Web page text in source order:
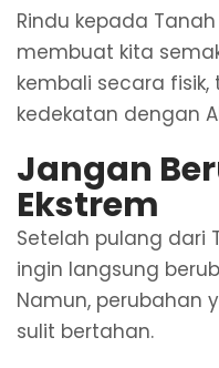
Rindu kepada
membuat kita
kembali secara
kedekatan dengan
Jangan
Ekstrem
Setelah pulang dari
ingin langsung
Namun, perubahan
sulit bertahan.